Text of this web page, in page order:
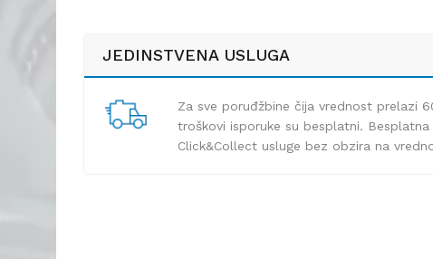
JEDINSTVENA USLUGA
Za sve poruđžbine čija vrednost prelazi
troškovi isporuke su besplatni. Besplatna
Click&Collect usluge bez obzira na